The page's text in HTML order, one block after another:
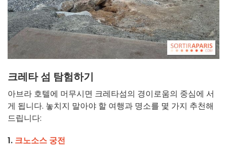
크레타 섬 탐험하기
아브라 호텔에 머무시면 크레타섬의 경이로움의 중심에 서
게 됩니다. 놓치지 말아야 할 여행과 명소를 몇 가지 추천해
드립니다:
1. 크노소스 궁전